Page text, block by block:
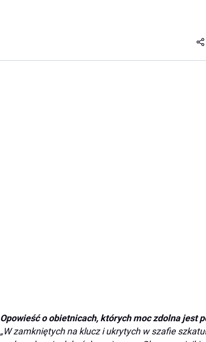
Opowieść o obietnicach, których moc zdolna jest
„W zamkniętych na klucz i ukrytych w szafie